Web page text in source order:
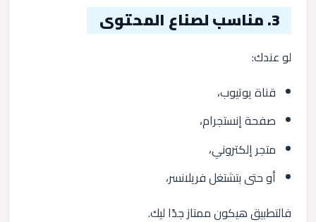
3. مناسب لصناع المحتوى
لو عندك:
قناة يوتيوب،
صفحة إنستجرام،
متجر إلكتروني،
أو حتى بتشتغل فريلانسر،
فالتطبيق هيكون ممتاز جدًا ليك.